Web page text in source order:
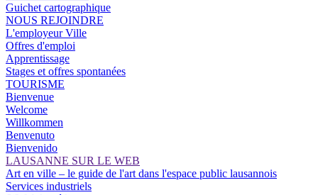
Guichet cartographique
NOUS REJOINDRE
L'employeur Ville
Offres d'emploi
Apprentissage
Stages et offres spontanées
TOURISME
Bienvenue
Welcome
Willkommen
Benvenuto
Bienvenido
LAUSANNE SUR LE WEB
Art en ville – le guide de l'art dans l'espace public lausannois
Services industriels